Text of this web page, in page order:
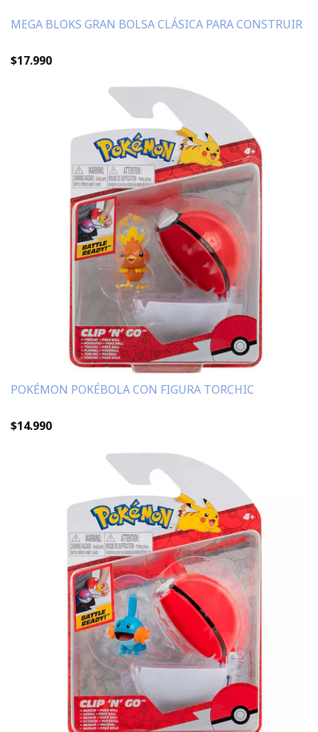
MEGA BLOKS GRAN BOLSA CLÁSICA PARA CONSTRUIR
$17.990
POKÉMON POKÉBOLA CON FIGURA TORCHIC
$14.990